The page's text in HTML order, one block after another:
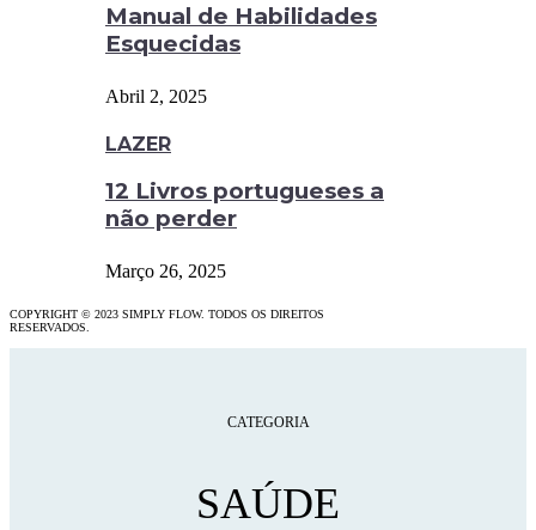
Manual de Habilidades
Esquecidas
Abril 2, 2025
LAZER
12 Livros portugueses a
não perder
Março 26, 2025
COPYRIGHT © 2023 SIMPLY FLOW. TODOS OS DIREITOS
RESERVADOS.
CATEGORIA
SAÚDE